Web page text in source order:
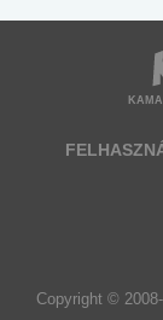
Copyright ©